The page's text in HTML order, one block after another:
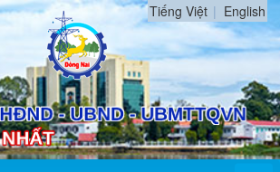
Tiếng Việt English